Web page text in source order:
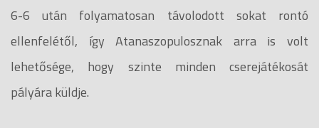
6-6 után folyamatosan távolodott sokat rontó
ellenfelétől, így Atanaszopulosznak arra is volt
lehetősége, hogy szinte minden cserejátékosát
pályára küldje.